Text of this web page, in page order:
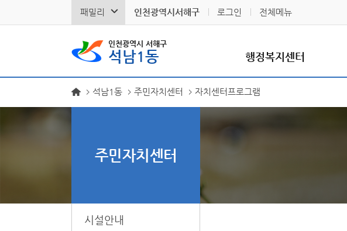
패밀리 인천광역시서해구 로그인 전체메뉴
인천광역시 서해구
석남1동 행정복지센터
주민자치센터
시설안내
석남1동 주민자치센터 자치센터프로그램